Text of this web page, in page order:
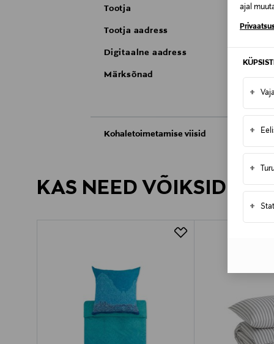
ajal
+
+
+
+
Tootja
Tootja aadress
Digitaalne aadress
Märksõnad
Kohaletoimetamise viisid
Tarnimine pakiautomaati või
KAS NEED VÕIKSID